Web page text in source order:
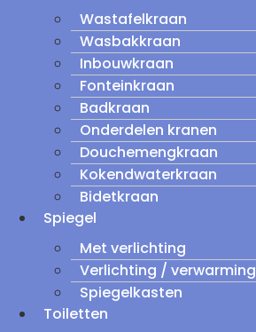
Wastafelkraan
Wasbakkraan
Inbouwkraan
Fonteinkraan
Badkraan
Onderdelen kranen
Douchemengkraan
Kokendwaterkraan
Bidetkraan
Spiegel
Met verlichting
Verlichting / verwarming
Spiegelkasten
Toiletten